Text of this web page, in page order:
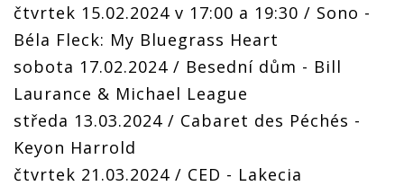
čtvrtek 15.02.2024 v 17:00 a 19:30 / Sono -
Béla Fleck: My Bluegrass Heart
sobota 17.02.2024 / Besední dům - Bill
Laurance & Michael League
středa 13.03.2024 / Cabaret des Péchés -
Keyon Harrold
čtvrtek 21.03.2024 / CED - Lakecia